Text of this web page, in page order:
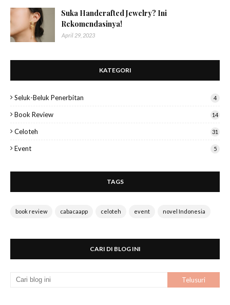
Suka Handcrafted Jewelry? Ini
Rekomendasinya!
April 29, 2023
KATEGORI
Seluk-Beluk Penerbitan 4
Book Review 14
Celoteh 31
Event 5
TAGS
book review cabacaapp celoteh event novel Indonesia
CARI DI BLOG INI